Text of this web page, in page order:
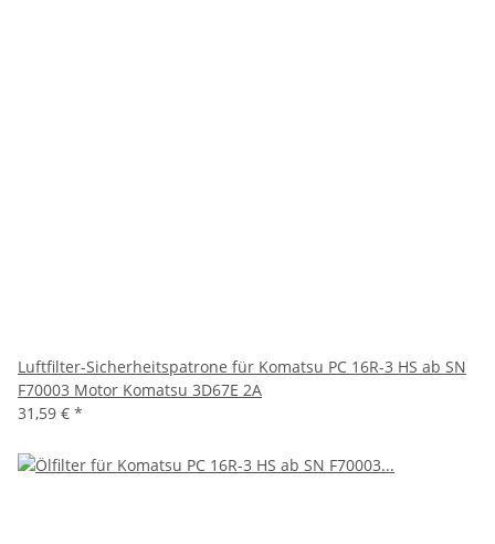
Luftfilter-Sicherheitspatrone für Komatsu PC 16R-3 HS ab SN
F70003 Motor Komatsu 3D67E 2A
31,59 € *